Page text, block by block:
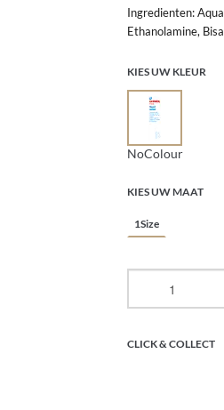
Ingredienten:
Ethanolamine,
KIES UW KLEUR
NoColour
KIES UW MAAT
1Size
CLICK & COLLECT